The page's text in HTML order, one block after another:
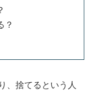
？
、捨てるという人